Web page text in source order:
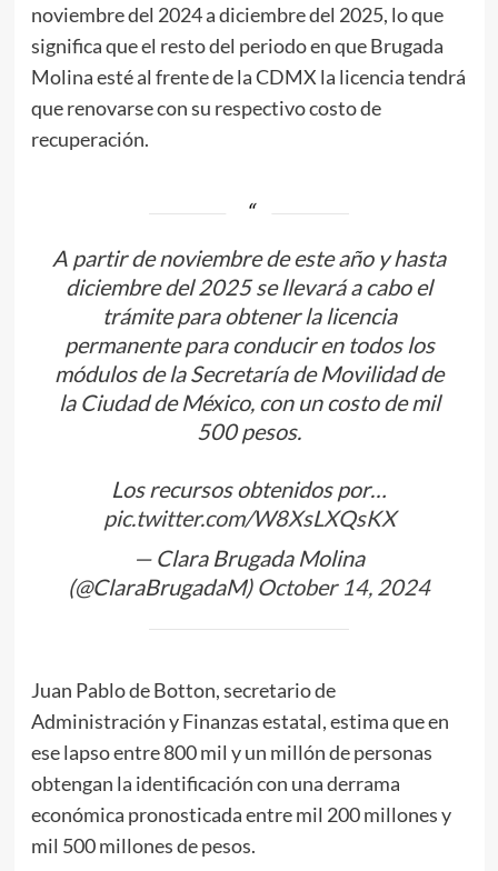
noviembre del 2024 a diciembre del 2025, lo que
significa que el resto del periodo en que Brugada
Molina esté al frente de la CDMX la licencia tendrá
que renovarse con su respectivo costo de
recuperación.
A partir de noviembre de este año y hasta
diciembre del 2025 se llevará a cabo el
trámite para obtener la licencia
permanente para conducir en todos los
módulos de la Secretaría de Movilidad de
la Ciudad de México, con un costo de mil
500 pesos.
Los recursos obtenidos por…
pic.twitter.com/W8XsLXQsKX
— Clara Brugada Molina
(@ClaraBrugadaM) October 14, 2024
Juan Pablo de Botton, secretario de
Administración y Finanzas estatal, estima que en
ese lapso entre 800 mil y un millón de personas
obtengan la identificación con una derrama
económica pronosticada entre mil 200 millones y
mil 500 millones de pesos.